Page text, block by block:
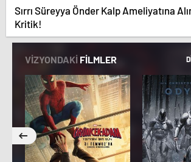
Sırrı Süreyya Önder Kalp Ameliyatına
Kritik!
VİZYONDAKİ FİLMLER